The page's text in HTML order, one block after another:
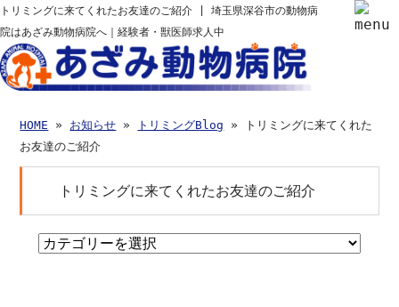
トリミングに来てくれたお友達のご紹介 | 埼玉県深谷市の動物病
院はあざみ動物病院へ｜経験者・獣医師求人中
HOME » お知らせ » トリミングBlog » トリミングに来てくれた
お友達のご紹介
トリミングに来てくれたお友達のご紹介